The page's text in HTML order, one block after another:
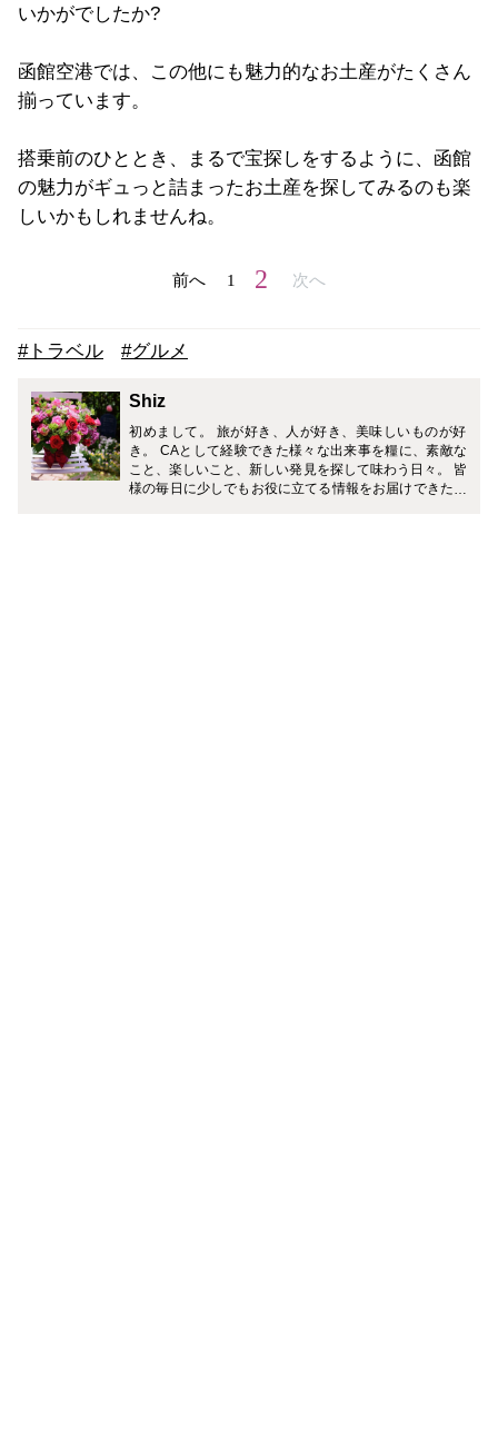
いかがでしたか?
函館空港では、この他にも魅力的なお土産がたくさん
揃っています。
搭乗前のひととき、まるで宝探しをするように、函館
の魅力がギュっと詰まったお土産を探してみるのも楽
しいかもしれませんね。
前へ 1 2 次へ
#トラベル #グルメ
Shiz
初めまして。 旅が好き、人が好き、美味しいものが好
き。 CAとして経験できた様々な出来事を糧に、素敵な
こと、楽しいこと、新しい発見を探して味わう日々。 皆
様の毎日に少しでもお役に立てる情報をお届けできたら